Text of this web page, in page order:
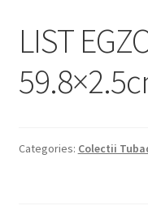
Plata si Livrare
Politică de
LIST
Categories: Colectii